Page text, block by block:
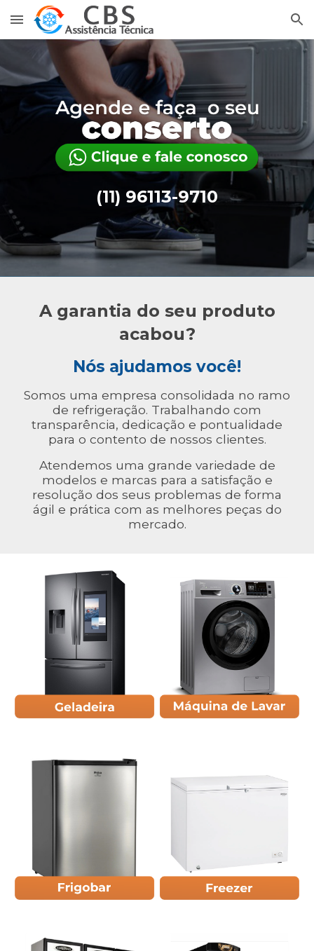
Skip to main content Skip to navigation
(11) 96113-9710
A garantia do seu produto
acabou?
Nós ajudamos você!
Somos uma empresa consolidada no ramo
de refrigeração. Trabalhando com
transparência, dedicação e pontualidade
para o contento de nossos clientes.
Atendemos uma grande variedade de
modelos e marcas para a satisfação e
resolução dos seus problemas de forma
ágil e prática com as melhores peças do
mercado.